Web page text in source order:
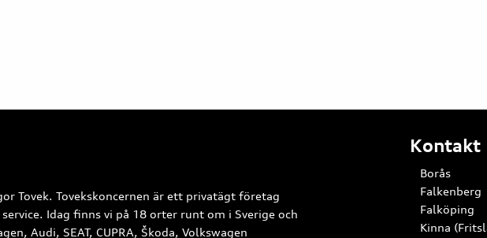
Tovek. Tovekskoncernen är ett privatägt företag
Idag finns vi på 18 orter runt om i Sverige och
Audi, SEAT, CUPRA, Škoda, Volkswagen
Kontakt
Borås
Falkenberg
Falköping
Kinna